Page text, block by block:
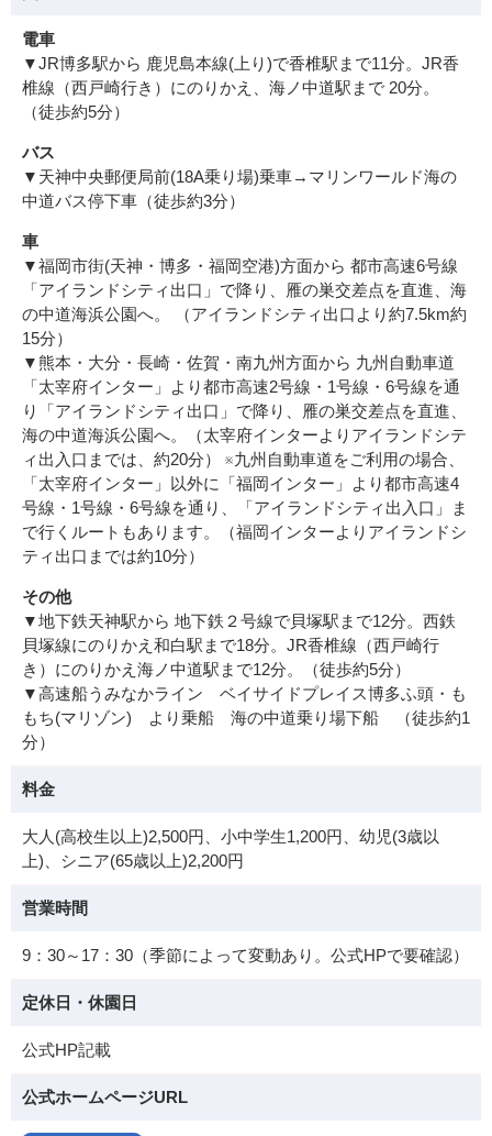
電車
▼JR博多駅から 鹿児島本線(上り)で香椎駅まで11分。JR香
椎線（西戸崎行き）にのりかえ、海ノ中道駅まで 20分。
（徒歩約5分）
バス
▼天神中央郵便局前(18A乗り場)乗車→マリンワールド海の
中道バス停下車（徒歩約3分）
車
▼福岡市街(天神・博多・福岡空港)方面から 都市高速6号線
「アイランドシティ出口」で降り、雁の巣交差点を直進、海
の中道海浜公園へ。 （アイランドシティ出口より約7.5km約
15分）
▼熊本・大分・長崎・佐賀・南九州方面から 九州自動車道
「太宰府インター」より都市高速2号線・1号線・6号線を通
り「アイランドシティ出口」で降り、雁の巣交差点を直進、
海の中道海浜公園へ。（太宰府インターよりアイランドシテ
ィ出入口までは、約20分） ※九州自動車道をご利用の場合、
「太宰府インター」以外に「福岡インター」より都市高速4
号線・1号線・6号線を通り、「アイランドシティ出入口」ま
で行くルートもあります。（福岡インターよりアイランドシ
ティ出口までは約10分）
その他
▼地下鉄天神駅から 地下鉄２号線で貝塚駅まで12分。西鉄
貝塚線にのりかえ和白駅まで18分。JR香椎線（西戸崎行
き）にのりかえ海ノ中道駅まで12分。（徒歩約5分）
▼高速船うみなかライン ベイサイドプレイス博多ふ頭・も
もち(マリゾン) より乗船 海の中道乗り場下船 （徒歩約1
分）
料金
大人(高校生以上)2,500円、小中学生1,200円、幼児(3歳以
上)、シニア(65歳以上)2,200円
営業時間
9：30～17：30（季節によって変動あり。公式HPで要確認）
定休日・休園日
公式HP記載
公式ホームページURL